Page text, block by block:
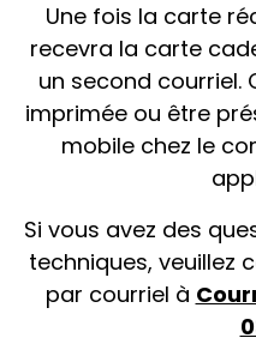
Une fois la carte
recevra la carte
un second
imprimée ou être
mobile chez le
Si vous avez des
techniques, veuillez
par courriel à